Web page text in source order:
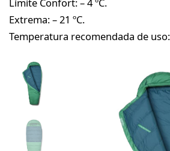
Extrema: – 21 ºC.
Temperatura recomendada de uso: